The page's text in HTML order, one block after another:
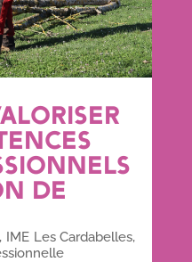
DE
, IME Les Cardabelles,